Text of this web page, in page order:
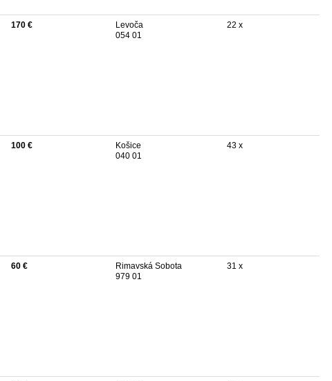
170 €
Levoča
054 01
22 x
100 €
Košice
040 01
43 x
60 €
Rimavská Sobota
979 01
31 x